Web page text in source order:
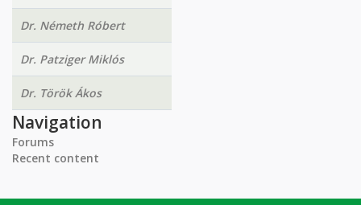
Dr. Németh Róbert
Dr. Patziger Miklós
Dr. Török Ákos
Navigation
Forums
Recent content